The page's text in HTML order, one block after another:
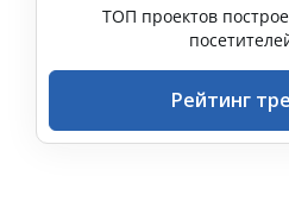
ТОП проектов
Рейтинг